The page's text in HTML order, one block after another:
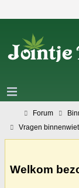
Forum
Vragen
Welkom